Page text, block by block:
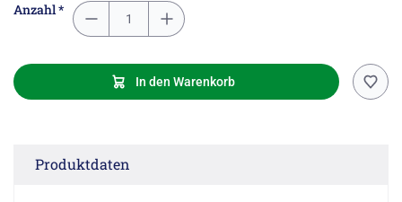
Anzahl *
In den Warenkorb
Produktdaten